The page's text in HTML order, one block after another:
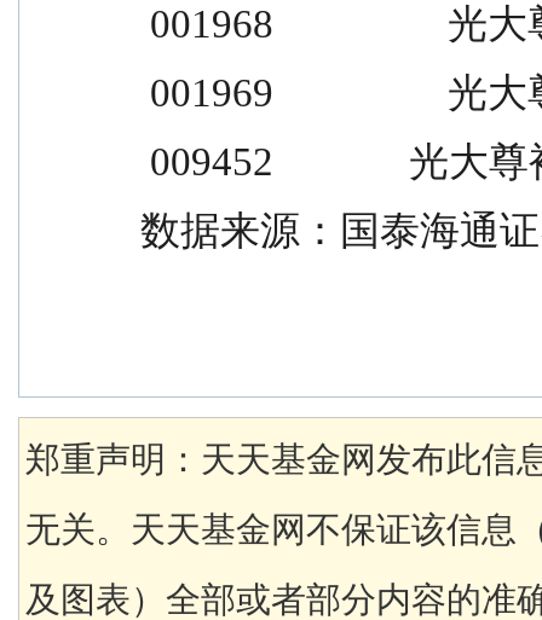
001968                  光
001969                  光
009452              光大
数据来源：国泰海通
郑重声明：天天基金网发布此信
无关。天天基金网不保证该信息
及图表）全部或者部分内容的准